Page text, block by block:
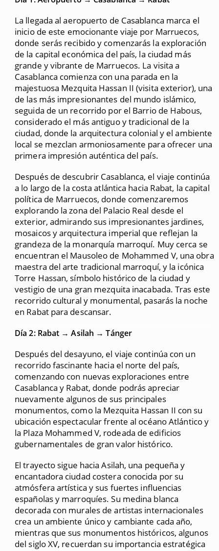
La llegada al aeropuerto de Casablanca marca el
inicio de este emocionante viaje por Marruecos,
donde serás recibido y comenzarás la exploración
de la capital económica del país, la ciudad más
grande y vibrante de Marruecos. La visita a
Casablanca comienza con una parada en la
majestuosa Mezquita Hassan II (visita exterior), una
de las más impresionantes del mundo islámico,
seguida de un recorrido por el Barrio de Habous,
considerado el más antiguo y tradicional de la
ciudad, donde la arquitectura colonial y el ambiente
local se mezclan armoniosamente para ofrecer una
primera impresión auténtica del país.
Después de descubrir Casablanca, el viaje continúa
a lo largo de la costa atlántica hacia Rabat, la capital
política de Marruecos, donde comenzaremos
explorando la zona del Palacio Real desde el
exterior, admirando sus impresionantes jardines,
mosaicos y arquitectura imperial que reflejan la
grandeza de la monarquía marroquí. Muy cerca se
encuentran el Mausoleo de Mohammed V, una obra
maestra del arte tradicional marroquí, y la icónica
Torre Hassan, símbolo histórico de la ciudad y
vestigio de una gran mezquita inacabada. Tras este
recorrido cultural y monumental, pasarás la noche
en Rabat para descansar.
Día 2: Rabat → Asilah → Tánger
Después del desayuno, el viaje continúa con un
recorrido fascinante hacia el norte del país,
comenzando con nuevas exploraciones entre
Casablanca y Rabat, donde podrás apreciar
nuevamente algunos de sus principales
monumentos, como la Mezquita Hassan II con su
ubicación espectacular frente al océano Atlántico y
la Plaza Mohammed V, rodeada de edificios
gubernamentales de gran valor histórico.
El trayecto sigue hacia Asilah, una pequeña y
encantadora ciudad costera conocida por su
atmósfera artística y sus fuertes influencias
españolas y marroquíes. Su medina blanca
decorada con murales de artistas internacionales
crea un ambiente único y cambiante cada año,
mientras que sus monumentos históricos, algunos
del siglo XV, recuerdan su importancia estratégica